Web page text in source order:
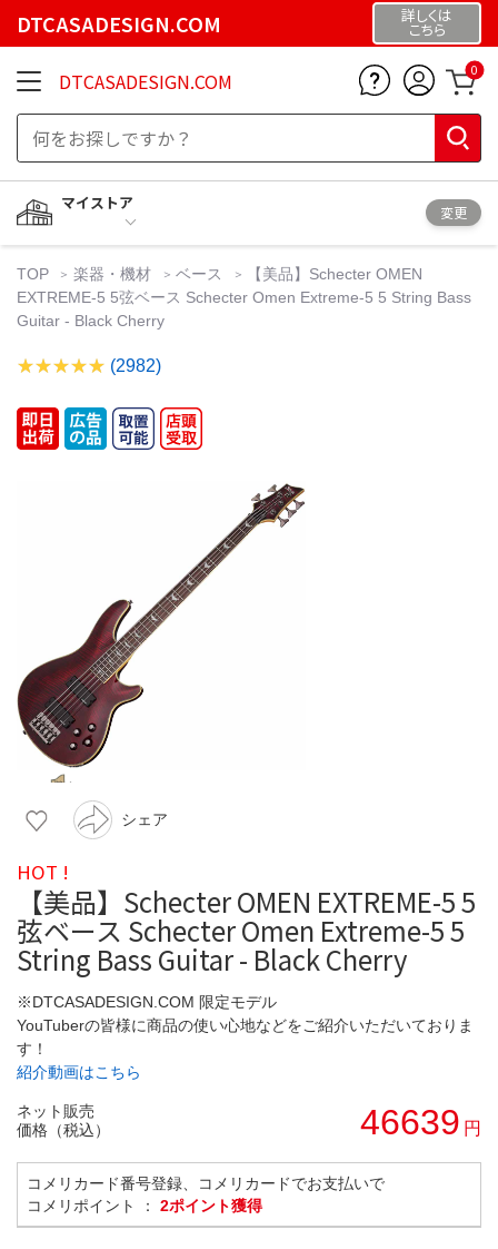
DTCASADESIGN.COM 詳しくは
こちら
DTCASADESIGN.COM 0
マイストア
変更
TOP 楽器・機材 ベース
【美品】Schecter OMEN
EXTREME-5 5弦ベース Schecter Omen Extreme-5 5 String Bass
Guitar - Black Cherry
(2982)
シェア
HOT !
【美品】Schecter OMEN EXTREME-5 5
弦ベース Schecter Omen Extreme-5 5
String Bass Guitar - Black Cherry
※DTCASADESIGN.COM 限定モデル
YouTuberの皆様に商品の使い心地などをご紹介いただいておりま
す！
紹介動画はこちら
ネット販売
価格（税込）
46639 円
コメリカード番号登録、コメリカードでお支払いで
コメリポイント ： 2ポイント獲得